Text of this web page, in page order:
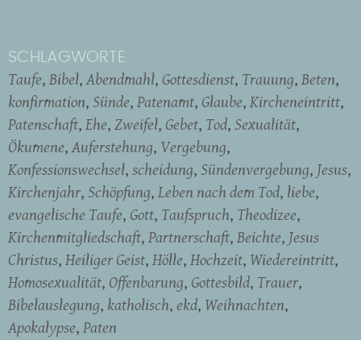
SCHLAGWORTE
Taufe Bibel Abendmahl Gottesdienst Trauung Beten
konfirmation Sünde Patenamt Glaube Kircheneintritt
Patenschaft Ehe Zweifel Gebet Tod Sexualität
Ökumene Auferstehung Vergebung
Konfessionswechsel scheidung Sündenvergebung Jesus
Kirchenjahr Schöpfung Leben nach dem Tod liebe
evangelische Taufe Gott Taufspruch Theodizee
Kirchenmitgliedschaft Partnerschaft Beichte Jesus
Christus Heiliger Geist Hölle Hochzeit Wiedereintritt
Homosexualität Offenbarung Gottesbild Trauer
Bibelauslegung katholisch ekd Weihnachten
Apokalypse Paten